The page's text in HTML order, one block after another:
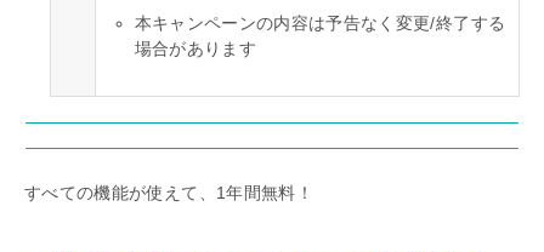
本キャンペーンの内容は予告なく変更/終了する
場合があります
すべての機能が使えて、1年間無料！